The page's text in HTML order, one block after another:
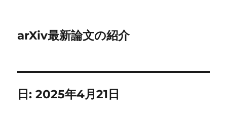
arXiv最新論文の紹介
日:2025年4月21日